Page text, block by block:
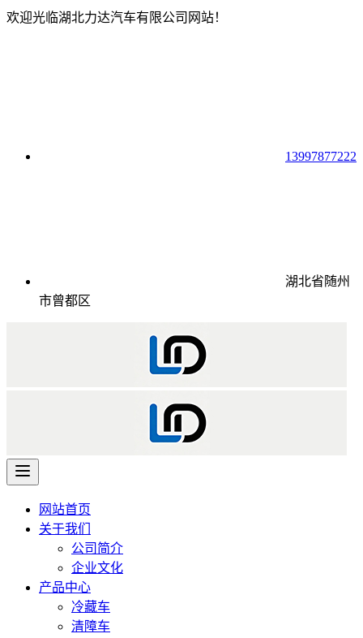
欢迎光临湖北力达汽车有限公司网站！
13997877222
湖北省随州
市曾都区
网站首页
关于我们
公司简介
企业文化
产品中心
冷藏车
清障车